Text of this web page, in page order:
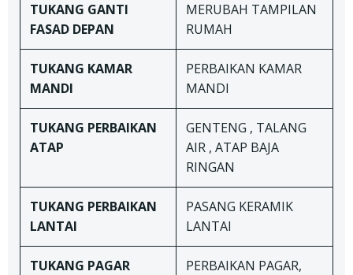
TUKANG GANTI
FASAD DEPAN
MERUBAH TAMPILAN
RUMAH
TUKANG KAMAR
MANDI
PERBAIKAN KAMAR
MANDI
TUKANG PERBAIKAN
ATAP
GENTENG , TALANG
AIR , ATAP BAJA
RINGAN
TUKANG PERBAIKAN
LANTAI
PASANG KERAMIK
LANTAI
TUKANG PAGAR
PERBAIKAN PAGAR,